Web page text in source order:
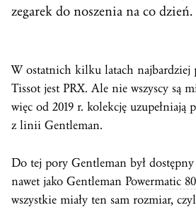
zegarek do noszenia na co dzień.
W ostatnich kilku latach najbardziej
Tissot jest PRX. Ale nie wszyscy są
więc od 2019 r. kolekcję uzupełniają
z linii Gentleman.
Do tej pory Gentleman był
nawet jako Gentleman Powermatic 80
wszystkie miały ten sam rozmiar,